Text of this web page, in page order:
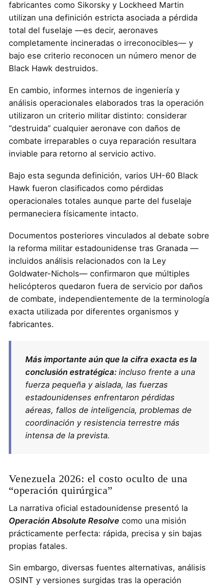
fabricantes como Sikorsky y Lockheed Martin
utilizan una definición estricta asociada a pérdida
total del fuselaje —es decir, aeronaves
completamente incineradas o irreconocibles— y
bajo ese criterio reconocen un número menor de
Black Hawk destruidos.
En cambio, informes internos de ingeniería y
análisis operacionales elaborados tras la operación
utilizaron un criterio militar distinto: considerar
“destruida” cualquier aeronave con daños de
combate irreparables o cuya reparación resultara
inviable para retorno al servicio activo.
Bajo esta segunda definición, varios UH-60 Black
Hawk fueron clasificados como pérdidas
operacionales totales aunque parte del fuselaje
permaneciera físicamente intacto.
Documentos posteriores vinculados al debate sobre
la reforma militar estadounidense tras Granada —
incluidos análisis relacionados con la Ley
Goldwater-Nichols— confirmaron que múltiples
helicópteros quedaron fuera de servicio por daños
de combate, independientemente de la terminología
exacta utilizada por diferentes organismos y
fabricantes.
Más importante aún que la cifra exacta es la
conclusión estratégica: incluso frente a una
fuerza pequeña y aislada, las fuerzas
estadounidenses enfrentaron pérdidas
aéreas, fallos de inteligencia, problemas de
coordinación y resistencia terrestre más
intensa de la prevista.
Venezuela 2026: el costo oculto de una
“operación quirúrgica”
La narrativa oficial estadounidense presentó la
Operación Absolute Resolvecomo una misión
prácticamente perfecta: rápida, precisa y sin bajas
propias fatales.
Sin embargo, diversas fuentes alternativas, análisis
OSINT y versiones surgidas tras la operación